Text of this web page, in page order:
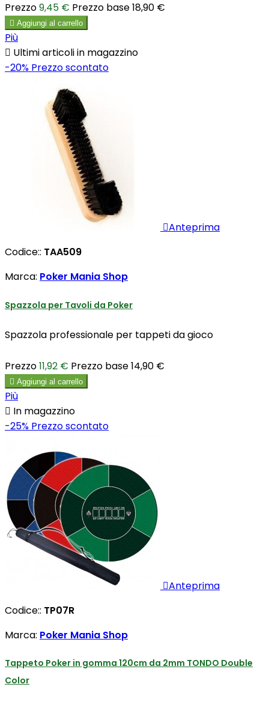
Prezzo9,45 € Prezzo base18,90 €
 Aggiungi al carrello
Più
 Ultimi articoli in magazzino
-20% Prezzo scontato
Anteprima
Codice:: TAA509
Marca: Poker Mania Shop
Spazzola per Tavoli da Poker
Spazzola professionale per tappeti da gioco
Prezzo11,92 € Prezzo base14,90 €
 Aggiungi al carrello
Più
 In magazzino
-25% Prezzo scontato
Anteprima
Codice:: TP07R
Marca: Poker Mania Shop
Tappeto Poker in gomma 120cm da 2mm TONDO Double
Color